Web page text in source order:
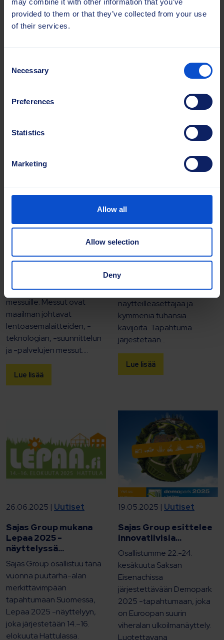
provided to them or that they’ve collected from your use
of their services.
Selection
Necessary
Preferences
Statistics
Marketing
Allow all
Allow selection
Deny
johtava näyttely...
Lue lisää
järjestetään 9.-15.
marraskuuta 2025
17.09.2025 |Uutiset
inter airport Europe
Lokakuussa kansainvälinen
lentoasemateollisuus
kokoontuu Müncheniin inter
airport Europe 2025 -
messuille. Messut ovat
maailman johtavat
lentoasemalaitteiden, -
teknologian, -suunnittelun
ja -palvelujen messut....
Lue lisää
04.09.2025 |Uutiset
Alihankinta 2025...
Syksyllä Tampere täyttyy
jälleen teollisuuden
Alihankinta 2025 kokoaa
yhteen yli tuhat
näytteilleasettajaa ja
kymmeniä tuhansia
kävijöitä. Tapahtuma
järjestetään...
Lue lisää
26.06.2025 | Uutiset
Sajas Group mukana
Lepaa 2025 -
näyttelyssä...
Sajas Group osallistuu tänä
vuonna puutarha-alan
merkittävimpään
tapahtumaan Suomessa,
Lepaa 2025 -näyttelyyn,
joka järjestetään 14.–16.
elokuuta Hattulassa.
19.05.2025 | Uutiset
Sajas Group esittelee
innovatiivisia...
Osallistumme 22.-24.
kesäkuuta Saksan
Eisenachissa
järjestettävään Demopark
2025 -tapahtumaan, joka
on Euroopan suurin
viheralan ulkoilmanäyttely.
Luotettavana